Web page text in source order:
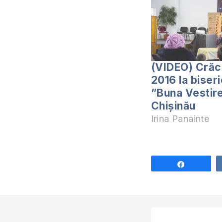
(VIDEO)
2016 la
”Buna
Chișinău
Irina Panainte